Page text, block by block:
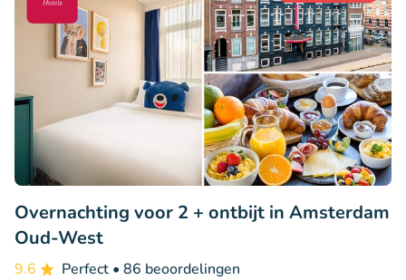
Overnachting voor 2 + ontbijt in Amsterdam
Oud-West
9.6 Perfect • 86 beoordelingen